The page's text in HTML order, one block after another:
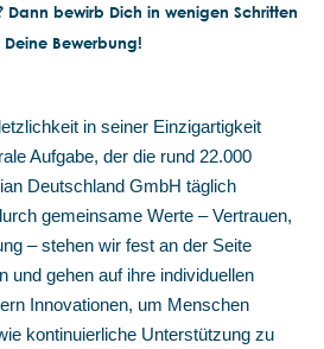
Dann bewirb Dich in wenigen Schritten
Bewerbung!
in seiner Einzigartigkeit
Aufgabe, der die rund 22.000
Deutschland GmbH täglich
gemeinsame Werte – Vertrauen,
– stehen wir fest an der Seite
und gehen auf ihre individuellen
Innovationen, um Menschen
kontinuierliche Unterstützung zu